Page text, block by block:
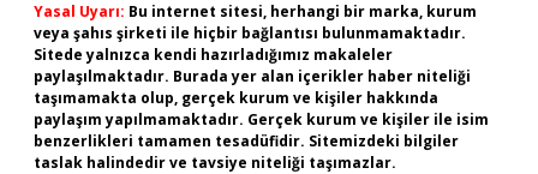
Yasal Uyarı: Bu internet sitesi, herhangi bir marka, kurum
veya şahıs şirketi ile hiçbir bağlantısı bulunmamaktadır.
Sitede yalnızca kendi hazırladığımız makaleler
paylaşılmaktadır. Burada yer alan içerikler haber niteliği
taşımamakta olup, gerçek kurum ve kişiler hakkında
paylaşım yapılmamaktadır. Gerçek kurum ve kişiler ile isim
benzerlikleri tamamen tesadüfidir. Sitemizdeki bilgiler
taslak halindedir ve tavsiye niteliği taşımazlar.